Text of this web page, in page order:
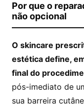
Por que o
não opcional
O skincare
estética define,
final do
pós-imediato de
sua barreira